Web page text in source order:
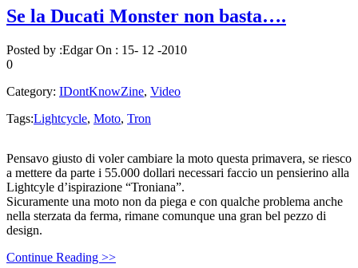
Se la Ducati Monster non basta….
Posted by :EdgarOn : 15- 12 -2010
0
Category: IDontKnowZine, Video
Tags:Lightcycle, Moto, Tron
Pensavo giusto di voler cambiare la moto questa primavera, se riesco
a mettere da parte i 55.000 dollari necessari faccio un pensierino alla
Lightcyle d’ispirazione “Troniana”.
Sicuramente una moto non da piega e con qualche problema anche
nella sterzata da ferma, rimane comunque una gran bel pezzo di
design.
Continue Reading >>